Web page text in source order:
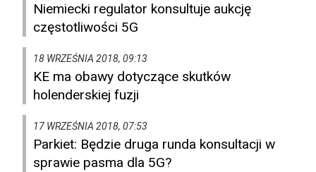
Niemiecki regulator konsultuje aukcję
częstotliwości 5G
18 WRZEŚNIA 2018, 09:13
KE ma obawy dotyczące skutków
holenderskiej fuzji
17 WRZEŚNIA 2018, 07:53
Parkiet: Będzie druga runda konsultacji w
sprawie pasma dla 5G?